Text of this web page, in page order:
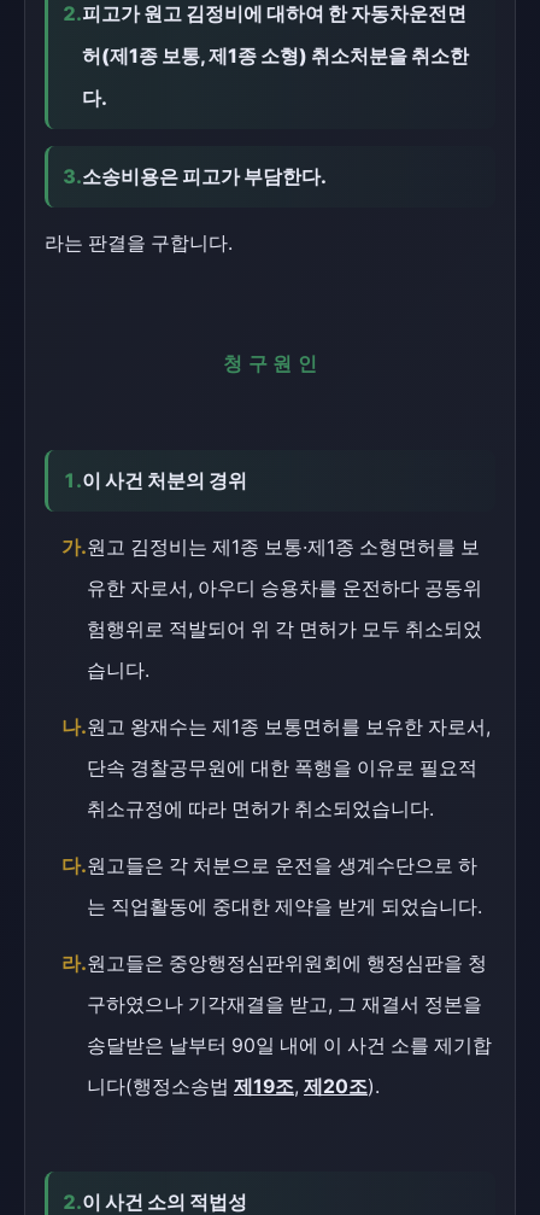
2.피고가 원고 김정비에 대하여 한 자동차운전면
허(제1종 보통, 제1종 소형) 취소처분을 취소한
다.
3.소송비용은 피고가 부담한다.
라는 판결을 구합니다.
청구원인
1.이 사건 처분의 경위
가.원고 김정비는 제1종 보통·제1종 소형면허를 보
유한 자로서, 아우디 승용차를 운전하다 공동위
험행위로 적발되어 위 각 면허가 모두 취소되었
습니다.
나.원고 왕재수는 제1종 보통면허를 보유한 자로서,
단속 경찰공무원에 대한 폭행을 이유로 필요적
취소규정에 따라 면허가 취소되었습니다.
다.원고들은 각 처분으로 운전을 생계수단으로 하
는 직업활동에 중대한 제약을 받게 되었습니다.
라.원고들은 중앙행정심판위원회에 행정심판을 청
구하였으나 기각재결을 받고, 그 재결서 정본을
송달받은 날부터 90일 내에 이 사건 소를 제기합
니다(행정소송법 제19조, 제20조).
2.이 사건 소의 적법성